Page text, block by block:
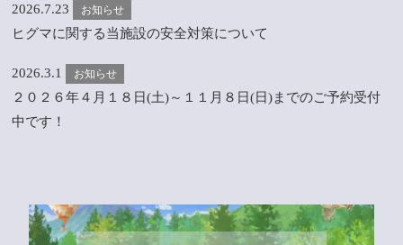
2026.7.23 お知らせ
ヒグマに関する当施設の安全対策について
2026.3.1 お知らせ
２０２６年４月１８日(土)～１１月８日(日)までのご予約受付
中です！